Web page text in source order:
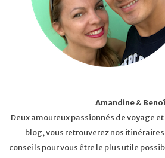
Amandine&
Deux amoureux passionnés de voyage
blog, vous retrouverez nos
conseils pour vous être le plus utile